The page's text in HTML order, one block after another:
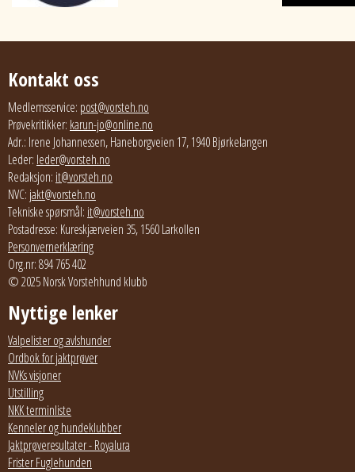
Kontakt oss
Medlemsservice: post@vorsteh.no
Prøvekritikker: karun-jo@online.no
Adr.: Irene Johannessen, Haneborgveien 17, 1940 Bjørkelangen
Leder: leder@vorsteh.no
Redaksjon: it@vorsteh.no
NVC: jakt@vorsteh.no
Tekniske spørsmål: it@vorsteh.no
Postadresse: Kureskjærveien 35, 1560 Larkollen
Personvernerklæring
Org.nr: 894 765 402
© 2025 Norsk Vorstehhund klubb
Nyttige lenker
Valpelister og avlshunder
Ordbok for jaktprøver
NVKs visjoner
Utstilling
NKK terminliste
Kenneler og hundeklubber
Jaktprøveresultater - Royalura
Frister Fuglehunden